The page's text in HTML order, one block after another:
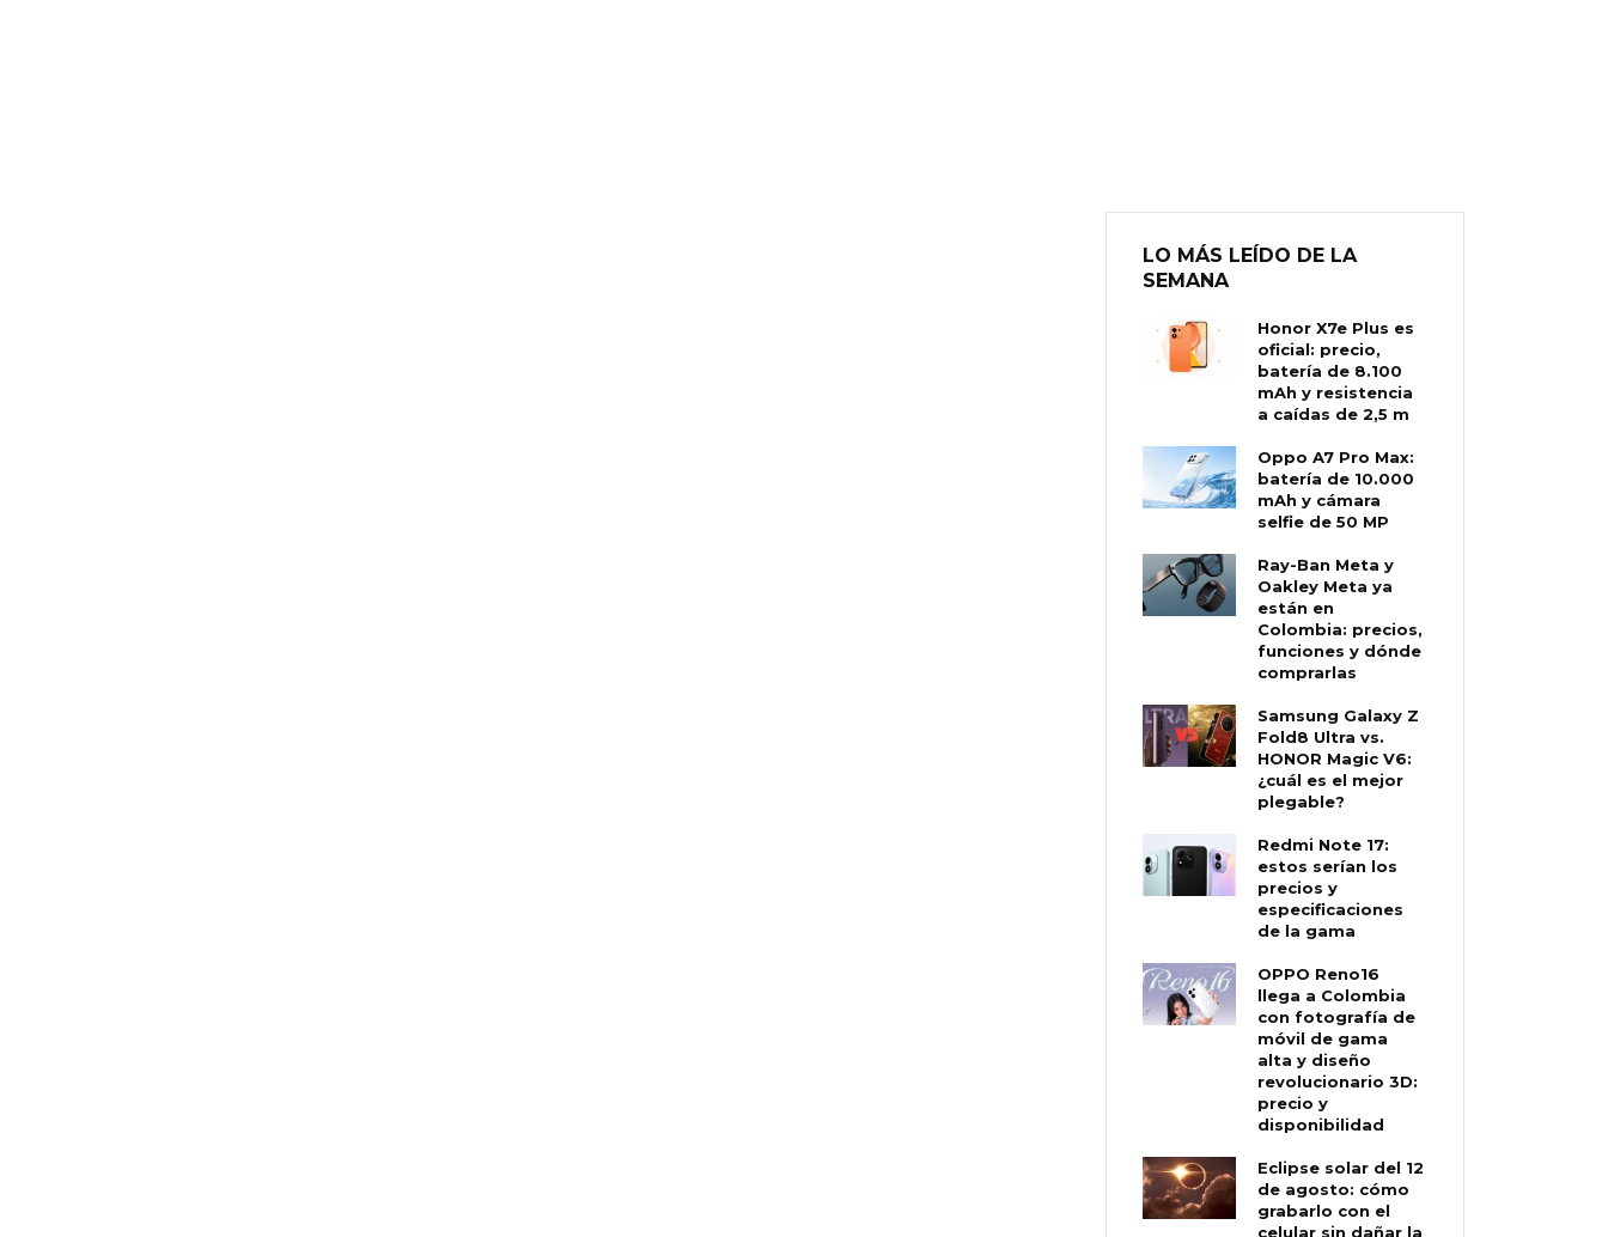
LO MÁS LEÍDO DE LA
SEMANA
Honor X7e Plus es
oficial: precio,
batería de 8.100
mAh y resistencia
a caídas de 2,5 m
Oppo A7 Pro Max:
batería de 10.000
mAh y cámara
selfie de 50 MP
Ray-Ban Meta y
Oakley Meta ya
están en
Colombia: precios,
funciones y dónde
comprarlas
Samsung Galaxy Z
Fold8 Ultra vs.
HONOR Magic V6:
¿cuál es el mejor
plegable?
Redmi Note 17:
estos serían los
precios y
especificaciones
de la gama
OPPO Reno16
llega a Colombia
con fotografía de
móvil de gama
alta y diseño
revolucionario 3D:
precio y
disponibilidad
Eclipse solar del 12
de agosto: cómo
grabarlo con el
celular sin dañar la